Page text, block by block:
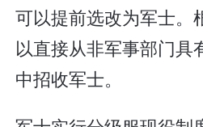
可以提前选改为军士。
以直接从非军事部门具
中招收军士。